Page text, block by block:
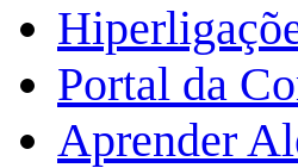
Portal da
Aprender